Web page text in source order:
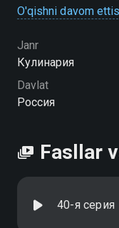
множество, но
качественной
O'qishni davom
Janr
Кулинария
Davlat
Россия
Fasllar
40-я серия